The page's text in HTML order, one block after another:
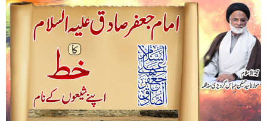
Imam
Jafar
Sadiq
(a.s)
ka
khat